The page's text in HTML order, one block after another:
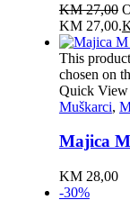
KM27,00
KM 27,00.
This
chosen on
Quick View
Muškarci,
Majica M
KM28,00
-30%